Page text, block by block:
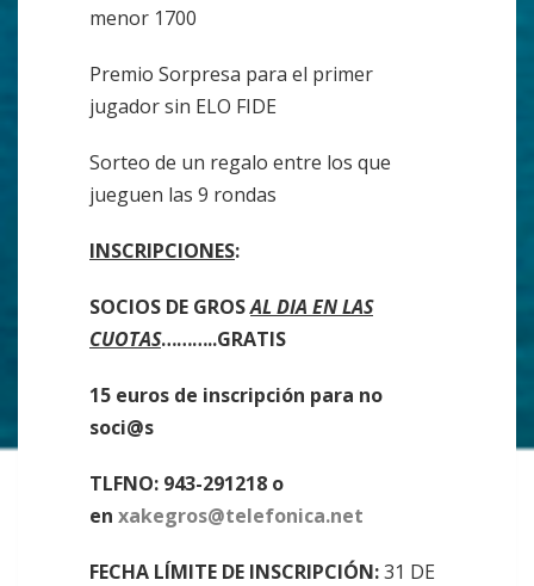
menor 1700
Premio Sorpresa para el primer
jugador sin ELO FIDE
Sorteo de un regalo entre los que
jueguen las 9 rondas
INSCRIPCIONES:
SOCIOS DE GROSAL DIA EN LAS
CUOTAS………..GRATIS
15 euros de inscripción para no
soci@s
TLFNO: 943-291218 o
en xakegros@telefonica.net
FECHA LÍMITE DE INSCRIPCIÓN:31 DE